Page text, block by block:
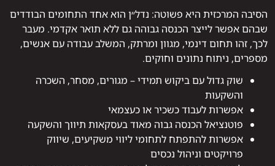
הסיבה המרכזית היא פשוטה: נדל״ן הוא אחד התחומים הבודדים
שבהם אפשר לייצר הכנסה גבוהה גם ללא תואר אקדמי. מעבר
לכך, זהו תחום דינמי, מגוון ומרתק, המשלב עבודה עם אנשים,
מספרים, ניתוח נתונים וחוקים.
שוק גדול עם ביקוש תמידי – מגורים, מסחר, השכרה
והשקעות
אפשרות לעבוד כשכיר או כעצמאי
פוטנציאל הכנסה גבוה מאוד בעסקאות תיווך והשקעה
אפשרות להתפתח לתחומי ליווי משקיעים, שיווק
פרויקטים וניהול נכסים